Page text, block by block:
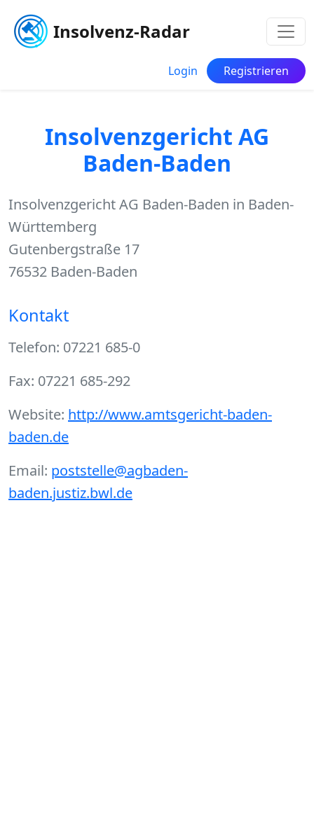
Insolvenz-Radar
Login Registrieren
Insolvenzgericht AG
Baden-Baden
Insolvenzgericht AG Baden-Baden in Baden-
Württemberg
Gutenbergstraße 17
76532 Baden-Baden
Kontakt
Telefon: 07221 685-0
Fax: 07221 685-292
Website: http://www.amtsgericht-baden-
baden.de
Email: poststelle@agbaden-
baden.justiz.bwl.de